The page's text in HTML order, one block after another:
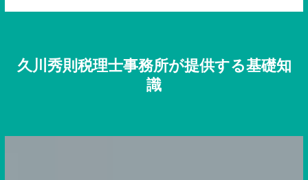
久川秀則税理士事務所が提供する基礎知
識